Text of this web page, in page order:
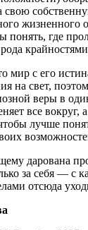
свою
жизненного
понять, где
мир с его
на свет,
веры в
все вокруг,
лучше
дарована
за себя — с
отсюда